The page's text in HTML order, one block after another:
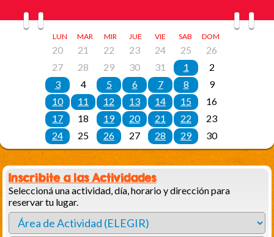
Inscribite a las Actividades
Seleccioná una actividad, día, horario y dirección para
reservar tu lugar.